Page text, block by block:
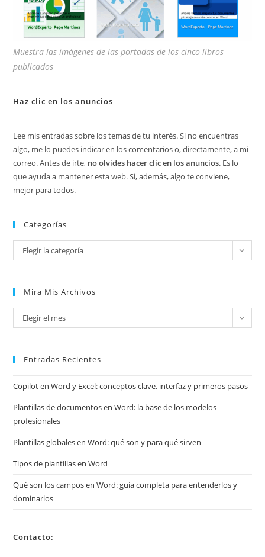
Muestra las imágenes de las portadas de los cinco libros
publicados
Haz clic en los anuncios
Lee mis entradas sobre los temas de tu interés. Si no encuentras
algo, me lo puedes indicar en los comentarios o, directamente, a mi
correo. Antes de irte, no olvides hacer clic en los anuncios. Es lo
que ayuda a mantener esta web. Si, además, algo te conviene,
mejor para todos.
Categorías
Categorías
Elegir la categoría
Mira Mis Archivos
Mira
mis
Elegir el mes
Entradas Recientes
Copilot en Word y Excel: conceptos clave, interfaz y primeros pasos
Plantillas de documentos en Word: la base de los modelos
profesionales
Plantillas globales en Word: qué son y para qué sirven
Tipos de plantillas en Word
Qué son los campos en Word: guía completa para entenderlos y
dominarlos
Contacto: